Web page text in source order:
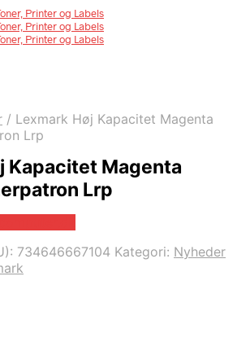
/ Lexmark Høj Kapacitet Magenta
Lrp
Kapacitet Magenta
Lrp
734646667104 Kategori: Nyheder